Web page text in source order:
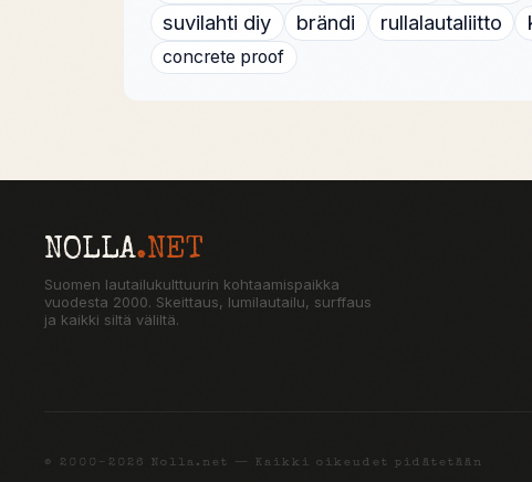
suvilahti diy
brändi rullalautaliitto
concrete proof
NOLLA.NET
Suomen lautailukulttuurin kohtaamispaikka
vuodesta 2000. Skeittaus, lumilautailu, surffaus
ja kaikki siltä väliltä.
© 2000–2026 Nolla.net — Kaikki oikeudet pidätetään